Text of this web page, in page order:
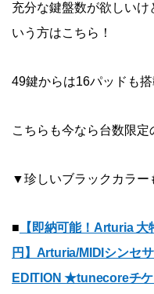
充分な鍵盤数が欲しい
いう方はこちら！
49鍵からは16パッドも搭
こちらも今なら台数限定
▼珍しいブラックカラ
■ 【即納可能！Arturia
円】Arturia/MIDIシンセ
EDITION ★tunecoreチケ